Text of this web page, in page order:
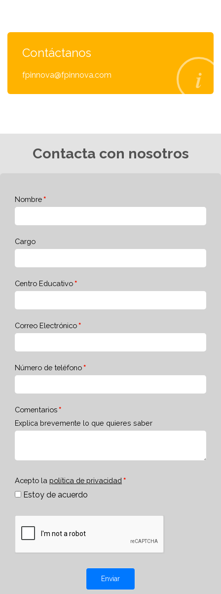
Contáctanos
fpinnova@fpinnova.com
Contacta con nosotros
Nombre
Cargo
Centro Educativo
Correo Electrónico
Número de teléfono
Comentarios
Explica brevemente lo que quieres saber
Acepto la política de privacidad
Estoy de acuerdo
Enviar